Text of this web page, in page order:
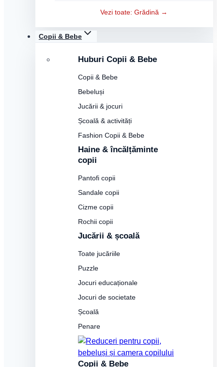
Vezi toate: Grădină →
Copii & Bebe
Huburi Copii & Bebe
Copii & Bebe
Bebeluși
Jucării & jocuri
Școală & activități
Fashion Copii & Bebe
Haine & încălțăminte
copii
Pantofi copii
Sandale copii
Cizme copii
Rochii copii
Jucării & școală
Toate jucăriile
Puzzle
Jocuri educaționale
Jocuri de societate
Școală
Penare
Copii & Bebe